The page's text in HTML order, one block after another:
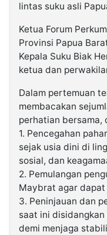
lintas suku asli
Ketua Forum
Provinsi Papua
Kepala Suku Biak
ketua dan
Dalam pertemuan
membacakan
perhatian bersama,
1. Pencegahan
sejak usia dini di
sosial, dan
2. Pemulangan
Maybrat agar
3. Peninjauan dan
saat ini
demi menjaga